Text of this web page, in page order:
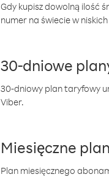
Gdy kupisz dowolną ilość
numer na świecie w
30-dniowe
30-dniowy plan taryfowy
Viber.
Miesięczne
Plan miesięcznego